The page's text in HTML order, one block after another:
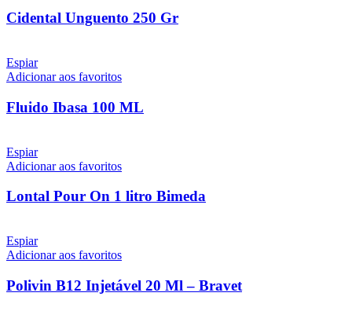
Cidental Unguento 250 Gr
Espiar
Adicionar aos favoritos
Fluido Ibasa 100 ML
Espiar
Adicionar aos favoritos
Lontal Pour On 1 litro Bimeda
Espiar
Adicionar aos favoritos
Polivin B12 Injetável 20 Ml – Bravet